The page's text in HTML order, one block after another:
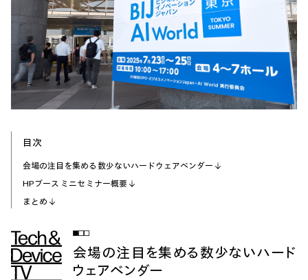
目次
会場の注目を集める数少ないハードウェアベンダー
HPブース ミニセミナー概要
まとめ
会場の注目を集める数少ないハード
ウェアベンダー